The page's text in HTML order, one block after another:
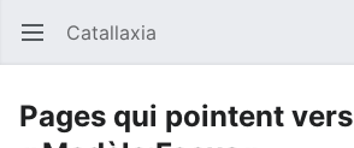
Ouvrir le menu principal Catallaxia
Pages qui pointent vers